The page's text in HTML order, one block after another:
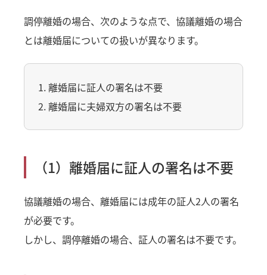
調停離婚の場合、次のような点で、協議離婚の場合
とは離婚届についての扱いが異なります。
1. 離婚届に証人の署名は不要
2. 離婚届に夫婦双方の署名は不要
（1）離婚届に証人の署名は不要
協議離婚の場合、離婚届には成年の証人2人の署名
が必要です。
しかし、調停離婚の場合、証人の署名は不要です。